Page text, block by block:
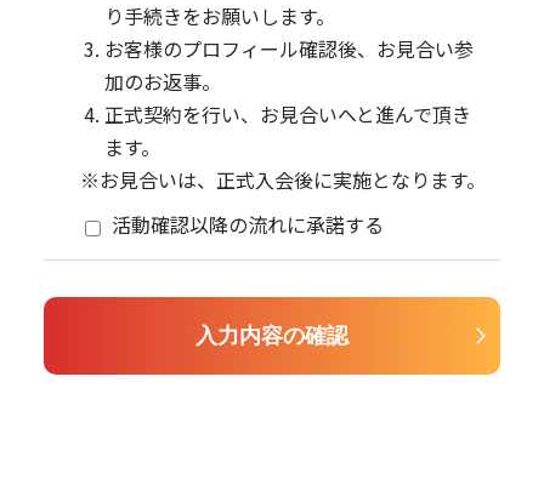
り手続きをお願いします。
お客様のプロフィール確認後、お見合い参
加のお返事。
正式契約を行い、お見合いへと進んで頂き
ます。
※お見合いは、正式入会後に実施となります。
活動確認以降の流れに承諾する